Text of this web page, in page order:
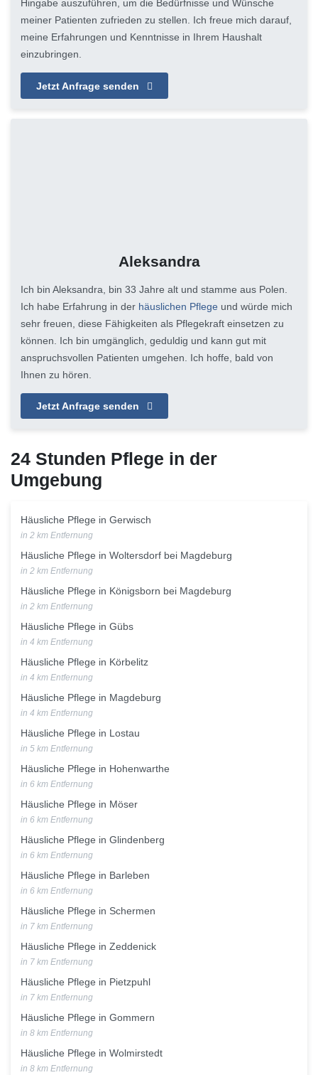
Hingabe auszuführen, um die Bedürfnisse und Wünsche
meiner Patienten zufrieden zu stellen. Ich freue mich darauf,
meine Erfahrungen und Kenntnisse in Ihrem Haushalt
einzubringen.
Jetzt Anfrage senden
Aleksandra
Ich bin Aleksandra, bin 33 Jahre alt und stamme aus Polen.
Ich habe Erfahrung in der häuslichen Pflege und würde mich
sehr freuen, diese Fähigkeiten als Pflegekraft einsetzen zu
können. Ich bin umgänglich, geduldig und kann gut mit
anspruchsvollen Patienten umgehen. Ich hoffe, bald von
Ihnen zu hören.
Jetzt Anfrage senden
24 Stunden Pflege in der
Umgebung
Häusliche Pflege in Gerwisch
in 2 km Entfernung
Häusliche Pflege in Woltersdorf bei Magdeburg
in 2 km Entfernung
Häusliche Pflege in Königsborn bei Magdeburg
in 2 km Entfernung
Häusliche Pflege in Gübs
in 4 km Entfernung
Häusliche Pflege in Körbelitz
in 4 km Entfernung
Häusliche Pflege in Magdeburg
in 4 km Entfernung
Häusliche Pflege in Lostau
in 5 km Entfernung
Häusliche Pflege in Hohenwarthe
in 6 km Entfernung
Häusliche Pflege in Möser
in 6 km Entfernung
Häusliche Pflege in Glindenberg
in 6 km Entfernung
Häusliche Pflege in Barleben
in 6 km Entfernung
Häusliche Pflege in Schermen
in 7 km Entfernung
Häusliche Pflege in Zeddenick
in 7 km Entfernung
Häusliche Pflege in Pietzpuhl
in 7 km Entfernung
Häusliche Pflege in Gommern
in 8 km Entfernung
Häusliche Pflege in Wolmirstedt
in 8 km Entfernung